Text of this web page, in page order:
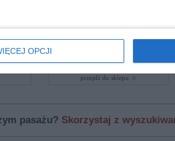
OPCJI
75600
COACH 0HC5149T 9005
przejdź do sklepu
pasażu? Skorzystaj z